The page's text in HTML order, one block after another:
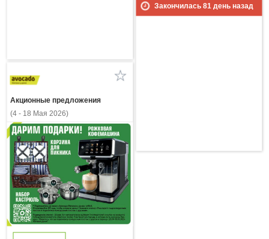
Закончилась 81 день назад
Акционные предложения
(4 - 18 Мая 2026)